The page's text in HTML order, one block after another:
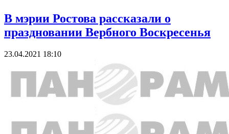
В мэрии Ростова рассказали о
праздновании Вербного Воскресенья
23.04.2021 18:10